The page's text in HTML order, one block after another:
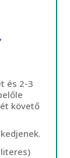
,
és 2-3
követő